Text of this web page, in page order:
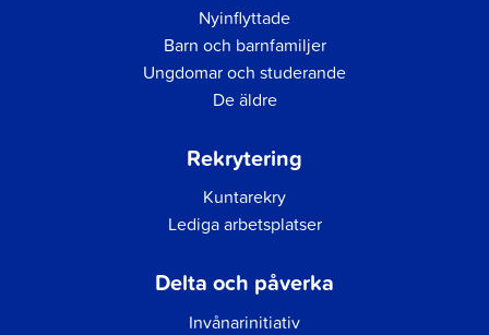
Nyinflyttade
Barn och barnfamiljer
Ungdomar och studerande
De äldre
Rekrytering
Kuntarekry
Lediga arbetsplatser
Delta och påverka
Invånarinitiativ